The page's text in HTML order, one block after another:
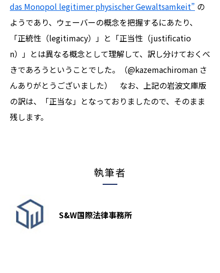
das Monopol legitimer physischer Gewaltsamkeit” の
ようであり、ウェーバーの概念を把握するにあたり、
「正統性（legitimacy）」と「正当性（justificatio
n）」とは異なる概念として理解して、訳し分けておくべ
きであろうということでした。（@kazemachiroman さ
んありがとうございました） なお、上記の岩波文庫版
の訳は、「正当な」となっておりましたので、そのまま
残します。
執筆者
S&W国際法律事務所